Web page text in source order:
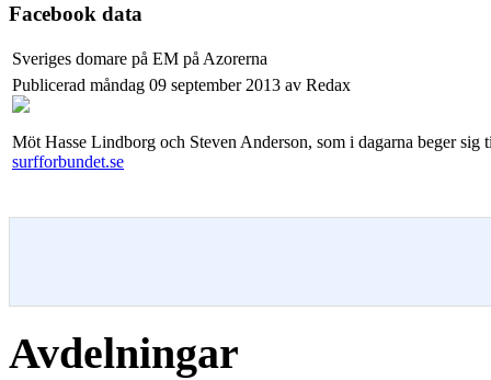
Facebook data
Sveriges domare på EM på Azorerna
Publicerad måndag 09 september 2013 av Redax
Möt Hasse Lindborg och Steven Anderson, som i dagarna beger
surfforbundet.se
Avdelningar